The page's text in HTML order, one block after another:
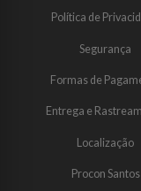
Política de
Segurança
Formas de
Entrega e
Localização
Procon Santos